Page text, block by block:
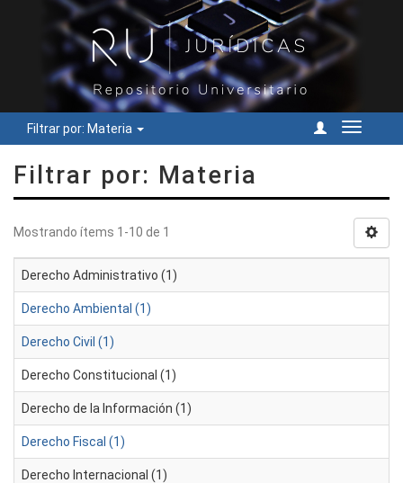
Filtrar por: Materia
Cambiar
Filtrar por: Materia
Mostrando ítems 1-10 de 1
Derecho Administrativo (1)
Derecho Ambiental (1)
Derecho Civil (1)
Derecho Constitucional (1)
Derecho de la Información (1)
Derecho Fiscal (1)
Derecho Internacional (1)